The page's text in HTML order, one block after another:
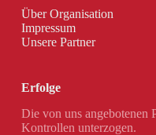
Über Organisation
Impressum
Unsere Partner
Erfolge
Die von uns angebotenen
Kontrollen unterzogen.